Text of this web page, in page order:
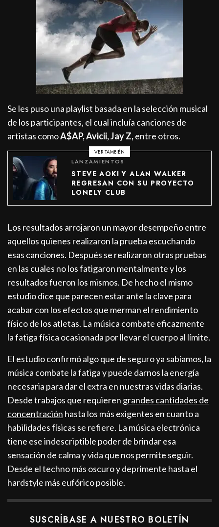
Se les puso una playlist basada en la selección musical
de los participantes, el cual incluía canciones de
artistas comoA$AP, Avicii, Jay Z,entre otros.
VER TAMBIÉN
LANZAMIENTOS
STEVE AOKI Y ALAN WALKER
REGRESAN CON SU PROYECTO
LONELY CLUB
Los resultados arrojaron un mayor desempeño entre
aquellos quienes realizaron la prueba escuchando
esas canciones. Después se realizaron otras pruebas
en las cuales no los fatigaron mentalmente y los
resultados fueron los mismos. De hecho el mismo
estudio dice que parecen estar ante la clave para
acabar con los efectos que merman el rendimiento
físico de los atletas. La música combate eficazmente
la fatiga física ocasionada por llevar el cuerpo al límite.
El estudio confirmó algo que de seguro ya sabíamos, la
música combate la fatiga y puede darnos la energía
necesaria para dar el extra en nuestras vidas diarias.
Desde trabajos que requieren grandes cantidades de
concentración hasta los más exigentes en cuanto a
habilidades físicas se refiere. La música electrónica
tiene ese indescriptible poder de brindar esa
sensación de calma y vida que nos permite seguir.
Desde el techno más oscuro y deprimente hasta el
hardstyle más eufórico posible.
SUSCRÍBASE A NUESTRO BOLETÍN